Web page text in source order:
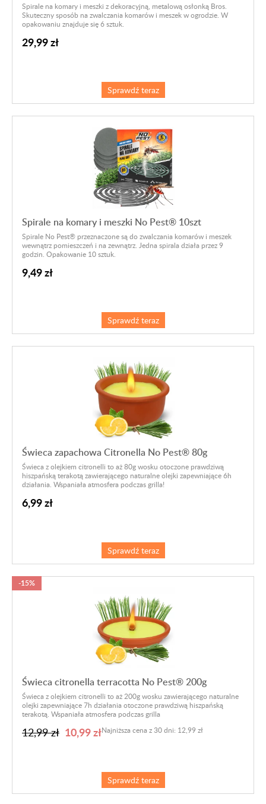
Spirale na komary i meszki z dekoracyjną, metalową osłonką Bros.
Skuteczny sposób na zwalczania komarów i meszek w ogrodzie. W
opakowaniu znajduje się 6 sztuk.
29,99 zł
Sprawdź teraz
Spirale na komary i meszki No Pest® 10szt
Spirale No Pest® przeznaczone są do zwalczania komarów i meszek
wewnątrz pomieszczeń i na zewnątrz. Jedna spirala działa przez 9
godzin. Opakowanie 10 sztuk.
9,49 zł
Sprawdź teraz
Świeca zapachowa Citronella No Pest® 80g
Świeca z olejkiem citronelli to aż 80g wosku otoczone prawdziwą
hiszpańską terakotą zawierającego naturalne olejki zapewniające 6h
działania. Wspaniała atmosfera podczas grilla!
6,99 zł
Sprawdź teraz
Świeca citronella terracotta No Pest® 200g
-15%
Świeca z olejkiem citronelli to aż 200g wosku zawierającego naturalne
olejki zapewniające 7h działania otoczone prawdziwą hiszpańską
terakotą. Wspaniała atmosfera podczas grilla
12,99 zł 10,99 złNajniższa cena z 30 dni: 12,99 zł
Sprawdź teraz